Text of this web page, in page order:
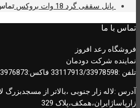
پانل سقفی گرد 18 وات بروکس
تماس با ما
فروشگاه رعد افروز
نماینده شرکت دودمان
تلفن :33117913/33978598 فاکس:33976873 همراه:09121908965
آدرس :لاله زار جنوبی ،بالاتر از مسجدبزرگ
زارپاساژایران،همکف،پلاک 329